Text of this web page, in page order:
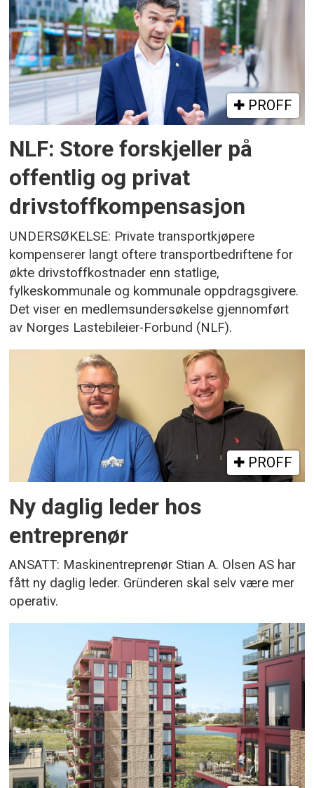
PROFF
NLF: Store forskjeller på
offentlig og privat
drivstoffkompensasjon
UNDERSØKELSE: Private transportkjøpere
kompenserer langt oftere transportbedriftene for
økte drivstoffkostnader enn statlige,
fylkeskommunale og kommunale oppdragsgivere.
Det viser en medlemsundersøkelse gjennomført
av Norges Lastebileier-Forbund (NLF).
PROFF
Ny daglig leder hos
entreprenør
ANSATT: Maskinentreprenør Stian A. Olsen AS har
fått ny daglig leder. Gründeren skal selv være mer
operativ.